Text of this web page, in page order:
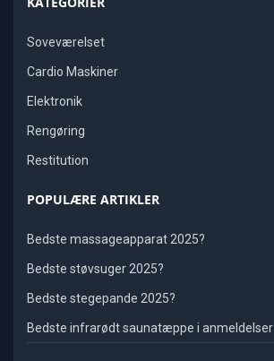
Soveværelset
Cardio Maskiner
Elektronik
Rengøring
Restitution
POPULÆRE ARTIKLER
Bedste massageapparat 2025?
Bedste støvsuger 2025?
Bedste stegepande 2025?
Bedste infrarødt saunatæppe i anmeldelser